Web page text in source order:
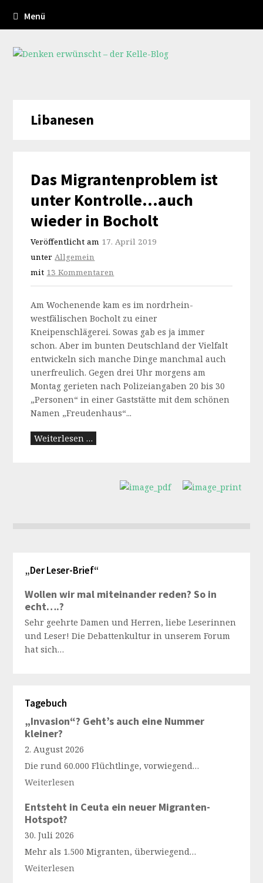
Menü
Libanesen
Das Migrantenproblem ist
unter Kontrolle…auch
wieder in Bocholt
Veröffentlicht am 17. April 2019
unterAllgemein
mit 13 Kommentaren
Am Wochenende kam es im nordrhein-
westfälischen Bocholt zu einer
Kneipenschlägerei. Sowas gab es ja immer
schon. Aber im bunten Deutschland der Vielfalt
entwickeln sich manche Dinge manchmal auch
unerfreulich. Gegen drei Uhr morgens am
Montag gerieten nach Polizeiangaben 20 bis 30
„Personen“ in einer Gaststätte mit dem schönen
Namen „Freudenhaus“...
Weiterlesen …
„Der Leser-Brief“
Wollen wir mal miteinander reden? So in
echt….?
Sehr geehrte Damen und Herren, liebe Leserinnen
und Leser! Die Debattenkultur in unserem Forum
hat sich…
Tagebuch
„Invasion“? Geht’s auch eine Nummer
kleiner?
2. August 2026
Die rund 60.000 Flüchtlinge, vorwiegend…
Weiterlesen
Entsteht in Ceuta ein neuer Migranten-
Hotspot?
30. Juli 2026
Mehr als 1.500 Migranten, überwiegend…
Weiterlesen